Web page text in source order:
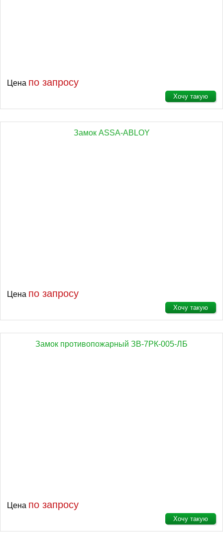
Цена по запросу
Хочу такую
Замок ASSA-ABLOY
Цена по запросу
Хочу такую
Замок противопожарный ЗВ-7РК-005-ЛБ
Цена по запросу
Хочу такую